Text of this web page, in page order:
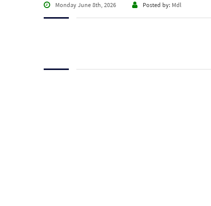
Monday June 8th, 2026 Posted by: Mdl